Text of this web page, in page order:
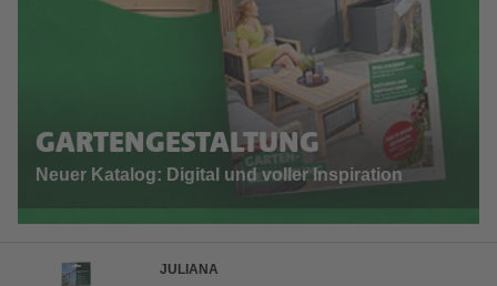
GARTENGESTALTUNG
Neuer Katalog: Digital und voller Inspiration
JULIANA